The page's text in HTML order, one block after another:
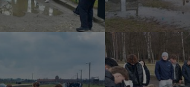
Show larger version